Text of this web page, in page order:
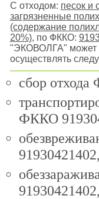
С отходом: песок и
загрязненные
(содержание
20%), по ФККО:
"ЭКОВОЛГА" может
осуществлять
сбор
ФККО
91930421402,
91930421402,